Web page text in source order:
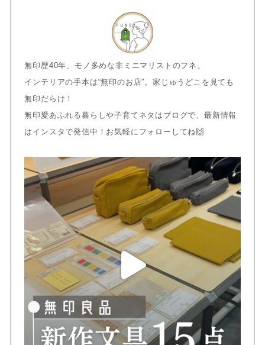
無印歴40年、モノ多めな非ミニマリストのフネ。
インテリアの手本は“無印のお店”。家じゅうどこを見ても
無印だらけ！
無印愛あふれる暮らしや子育てネタはブログで、最新情報
はインスタで発信中！お気軽にフォローしてね🙌